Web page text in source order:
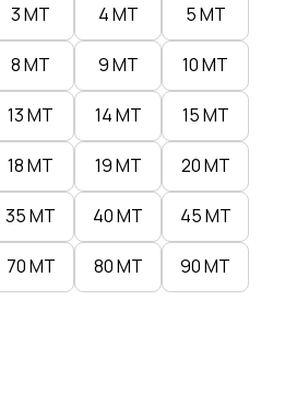
3 MT 4 MT 5 MT
8 MT 9 MT 10 MT
13 MT 14 MT 15 MT
18 MT 19 MT 20 MT
35 MT 40 MT 45 MT
70 MT 80 MT 90 MT